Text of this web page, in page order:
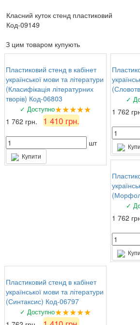
комплект стендів з техніки
найвищому рівні, вчителі та
Класний куток стенд пластиковий
Код-09149
З цим товаром купують
Пластиковий стенд в кабінет
української мови та літератури
(Класифікація літературних
творів) Код-06803
✓ Доступно★★★★★
1 762 грн. 1 410 грн.
шт
Купити
✓
1 762
✓
1 762
Пластиковий стенд в кабінет
української мови та літератури
(Синтаксис) Код-06797
✓ Доступно★★★★★